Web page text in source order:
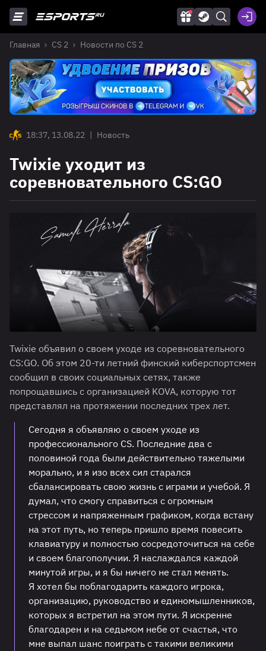
Главная CS 2 Новости по CS 2
18:37, 13.08.22 | Новость
Twixie уходит из
соревновательного CS:GO
Twixie объявил о своем уходе из соревновательного
CS:GO. Об этом 20-ти летний финский киберспортсмен
сообщил в своих социальных сетях, также
попрощавшись с организацией KOVA, которую тот
представлял на протяжении последних трех лет.
Сегодня я объявляю о своем уходе из
профессионального CS. Последние два с
половиной года были действительно тяжелыми
морально, и я изо всех сил старался
сбалансировать свою жизнь с играми и учебой. Я
думал, что смогу справиться с огромным
стрессом и напряженным графиком, когда встану
на этот путь, но теперь пришло время повесить
клавиатуру и полностью сосредоточиться на себе
и своем благополучии. Я наслаждался каждой
минутой игры, и я бы ничего не стал менять.
Я хотел бы поблагодарить каждого игрока,
организацию, руководство и единомышленников,
которых я встретил на этом пути. Я искренне
благодарен и на седьмом небе от счастья, что
мне выпал шанс поиграть с такими великими